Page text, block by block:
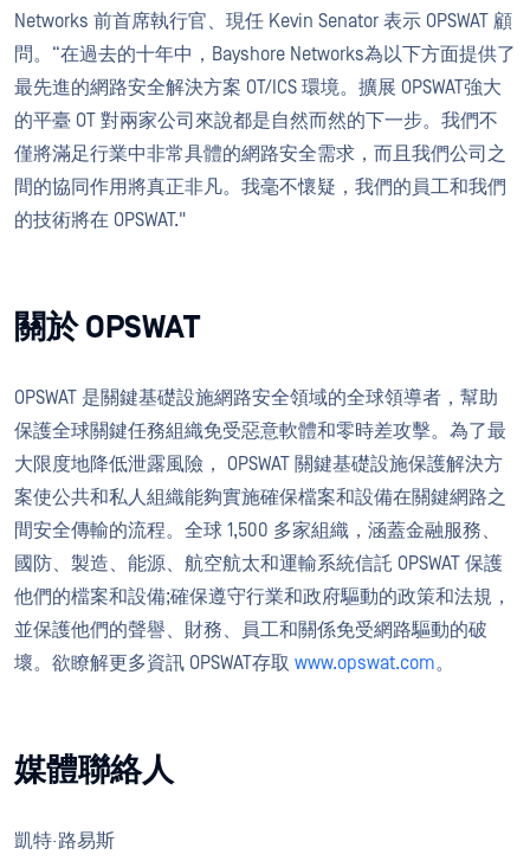
Networks 前首席執行官、現任 Kevin Senator 表示 OPSWAT 顧
問。“在過去的十年中，Bayshore Networks為以下方面提供了
最先進的網路安全解決方案 OT/ICS 環境。擴展 OPSWAT強大
的平臺 OT 對兩家公司來說都是自然而然的下一步。我們不
僅將滿足行業中非常具體的網路安全需求，而且我們公司之
間的協同作用將真正非凡。我毫不懷疑，我們的員工和我們
的技術將在 OPSWAT."
關於 OPSWAT
OPSWAT 是關鍵基礎設施網路安全領域的全球領導者，幫助
保護全球關鍵任務組織免受惡意軟體和零時差攻擊。為了最
大限度地降低泄露風險， OPSWAT 關鍵基礎設施保護解決方
案使公共和私人組織能夠實施確保檔案和設備在關鍵網路之
間安全傳輸的流程。全球 1,500 多家組織，涵蓋金融服務、
國防、製造、能源、航空航太和運輸系統信託 OPSWAT 保護
他們的檔案和設備;確保遵守行業和政府驅動的政策和法規，
並保護他們的聲譽、財務、員工和關係免受網路驅動的破
壞。欲瞭解更多資訊 OPSWAT存取 www.opswat.com。
媒體聯絡人
凱特·路易斯